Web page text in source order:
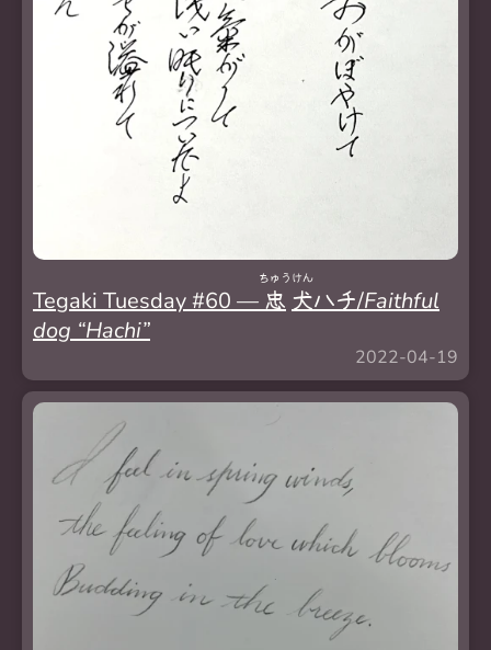
Tegaki Tuesday #60 — 忠
ちゅう
犬
けん
ハチ/Faithful
dog “Hachi”
2022-04-19